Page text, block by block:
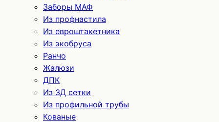
Заборы МАФ
Из профнастила
Из евроштакетника
Из экобруса
Ранчо
Жалюзи
ДПК
Из 3Д сетки
Из профильной трубы
Кованые